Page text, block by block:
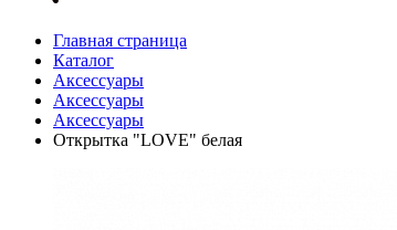
Главная страница
Каталог
Аксессуары
Аксессуары
Аксессуары
Открытка "LOVE" белая